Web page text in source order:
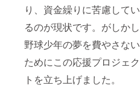
り、資金繰りに苦慮してい
るのが現状です。がしかし
野球少年の夢を費やさない
ためにこの応援プロジェク
トを立ち上げました。